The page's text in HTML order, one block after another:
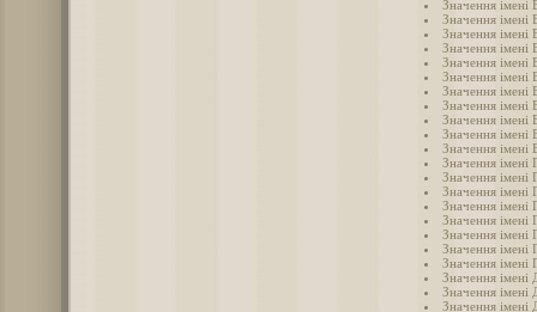
Значення імені
Значення імені
Значення імені
Значення імені
Значення імені
Значення імені
Значення імені
Значення імені
Значення
Значення імені
Значення імені
Значення імені
Значення імені
Значення імені
Значення імені
Значення імені
Значення імені
Значення імені
Значення імені
Значення імені
Значення імені
Значення імені